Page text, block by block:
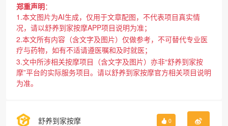
郑重声明：
1.本文图片为AI生成，仅用于文章配图，不代表项目真实情
况，请以舒养到家按摩APP项目说明为准；
2.本文所有内容（含文字及图片）仅做参考，不可替代专业医
疗与药物，如有不适请遵医嘱和及时就医；
3.文中所涉相关按摩项目（含文字及图片）亦非“舒养到家按
摩”平台的实际服务项目。请以舒养到家按摩官方相关项目说明
为准。
舒养到家按摩 0